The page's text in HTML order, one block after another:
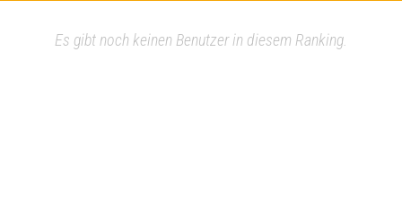
Es gibt noch keinen Benutzer in diesem Ranking.